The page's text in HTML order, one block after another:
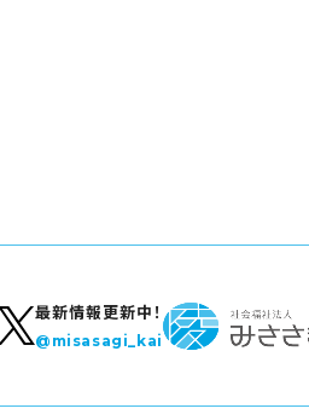
最新情報更新中！
@misasagi_kai